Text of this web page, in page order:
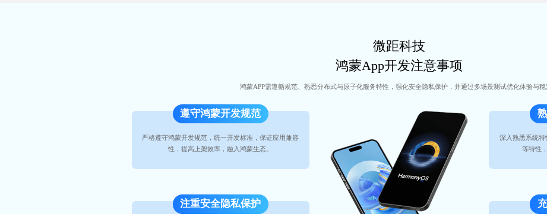
微距科技
鸿蒙App开发注意事项
鸿蒙APP需遵循规范、熟悉分布式与原子化服务特性，强化安全隐私保护，并通过多场景测试优化体验与稳
遵守鸿蒙开发规范
严格遵守鸿蒙开发规范，统一开发标准，保证应用兼容
性，提高上架效率，融入鸿蒙生态。
注重安全隐私保护
深入熟悉系统
等特性